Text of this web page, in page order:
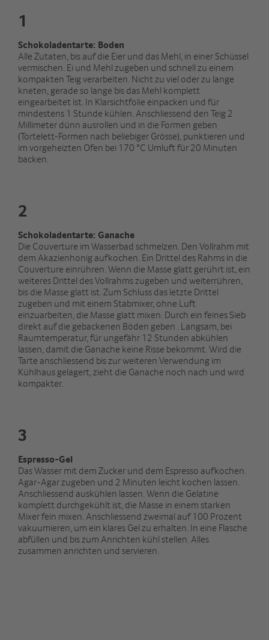
1
Schokoladentarte: Boden
Alle Zutaten, bis auf die Eier und das Mehl, in einer Schüssel
vermischen. Ei und Mehl zugeben und schnell zu einem
kompakten Teig verarbeiten. Nicht zu viel oder zu lange
kneten, gerade so lange bis das Mehl komplett
eingearbeitet ist. In Klarsichtfolie einpacken und für
mindestens 1 Stunde kühlen. Anschliessend den Teig 2
Millimeter dünn ausrollen und in die Formen geben
(Tortelett-Formen nach beliebiger Grösse), punktieren und
im vorgeheizten Ofen bei 170 °C Umluft für 20 Minuten
backen.
2
Schokoladentarte: Ganache
Die Couverture im Wasserbad schmelzen. Den Vollrahm mit
dem Akazienhonig aufkochen. Ein Drittel des Rahms in die
Couverture einrühren. Wenn die Masse glatt gerührt ist, ein
weiteres Drittel des Vollrahms zugeben und weiterrühren,
bis die Masse glatt ist. Zum Schluss das letzte Drittel
zugeben und mit einem Stabmixer, ohne Luft
einzuarbeiten, die Masse glatt mixen. Durch ein feines Sieb
direkt auf die gebackenen Böden geben . Langsam, bei
Raumtemperatur, für ungefähr 12 Stunden abkühlen
lassen, damit die Ganache keine Risse bekommt. Wird die
Tarte anschliessend bis zur weiteren Verwendung im
Kühlhaus gelagert, zieht die Ganache noch nach und wird
kompakter.
3
Espresso-Gel
Das Wasser mit dem Zucker und dem Espresso aufkochen.
Agar-Agar zugeben und 2 Minuten leicht kochen lassen.
Anschliessend auskühlen lassen. Wenn die Gelatine
komplett durchgekühlt ist, die Masse in einem starken
Mixer fein mixen. Anschliessend zweimal auf 100 Prozent
vakuumieren, um ein klares Gel zu erhalten. In eine Flasche
abfüllen und bis zum Anrichten kühl stellen. Alles
zusammen anrichten und servieren.